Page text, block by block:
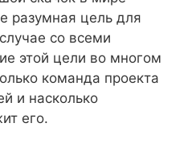
разумная цель для
со всеми
этой цели во многом
команда проекта
и насколько
его.